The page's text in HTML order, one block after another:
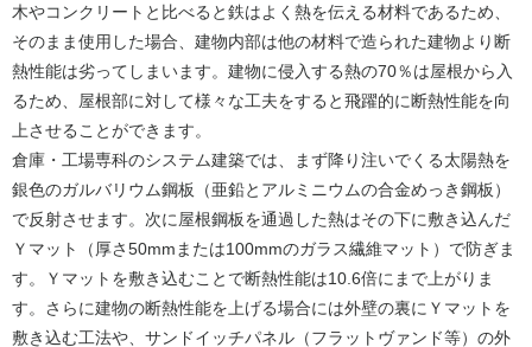
木やコンクリートと比べると鉄はよく熱を伝える材料であるため、
そのまま使用した場合、建物内部は他の材料で造られた建物より断
熱性能は劣ってしまいます。建物に侵入する熱の70％は屋根から入
るため、屋根部に対して様々な工夫をすると飛躍的に断熱性能を向
上させることができます。
倉庫・工場専科のシステム建築では、まず降り注いでくる太陽熱を
銀色のガルバリウム鋼板（亜鉛とアルミニウムの合金めっき鋼板）
で反射させます。次に屋根鋼板を通過した熱はその下に敷き込んだ
Ｙマット（厚さ50mmまたは100mmのガラス繊維マット）で防ぎま
す。Ｙマットを敷き込むことで断熱性能は10.6倍にまで上がりま
す。さらに建物の断熱性能を上げる場合には外壁の裏にＹマットを
敷き込む工法や、サンドイッチパネル（フラットヴァンド等）の外